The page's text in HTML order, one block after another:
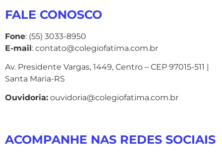
FALE CONOSCO
Fone: (55) 3033-8950
E-mail: contato@colegiofatima.com.br
Av. Presidente Vargas, 1449, Centro – CEP 97015-511 |
Santa Maria-RS
Ouvidoria: ouvidoria@colegiofatima.com.br
ACOMPANHE NAS REDES SOCIAIS